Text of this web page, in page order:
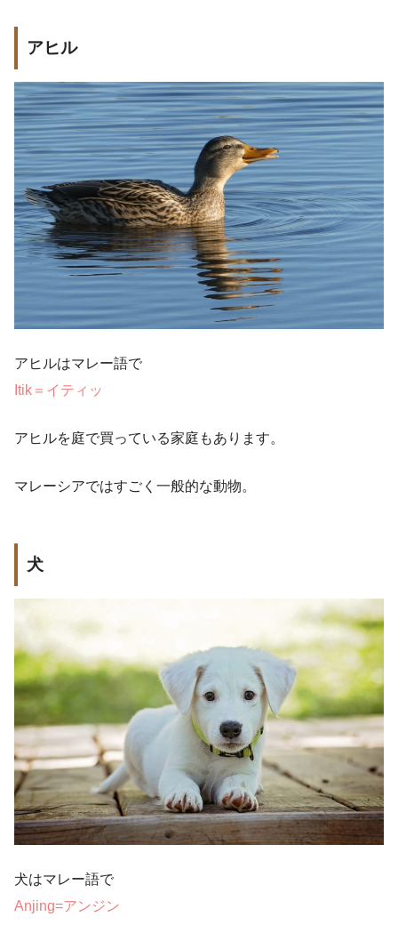
アヒル
アヒルはマレー語で
Itik＝イティッ
アヒルを庭で買っている家庭もあります。
マレーシアではすごく一般的な動物。
犬
犬はマレー語で
Anjing=アンジン